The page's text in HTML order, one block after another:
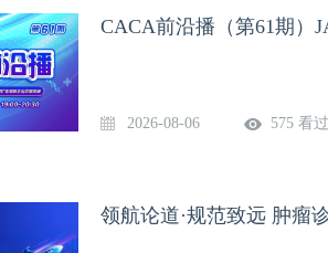
2026-08-06 575 看过
领航论道·规范致远 肿瘤